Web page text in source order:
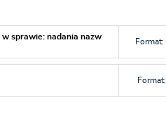
w sprawie: nadania nazw
Format:
Format: